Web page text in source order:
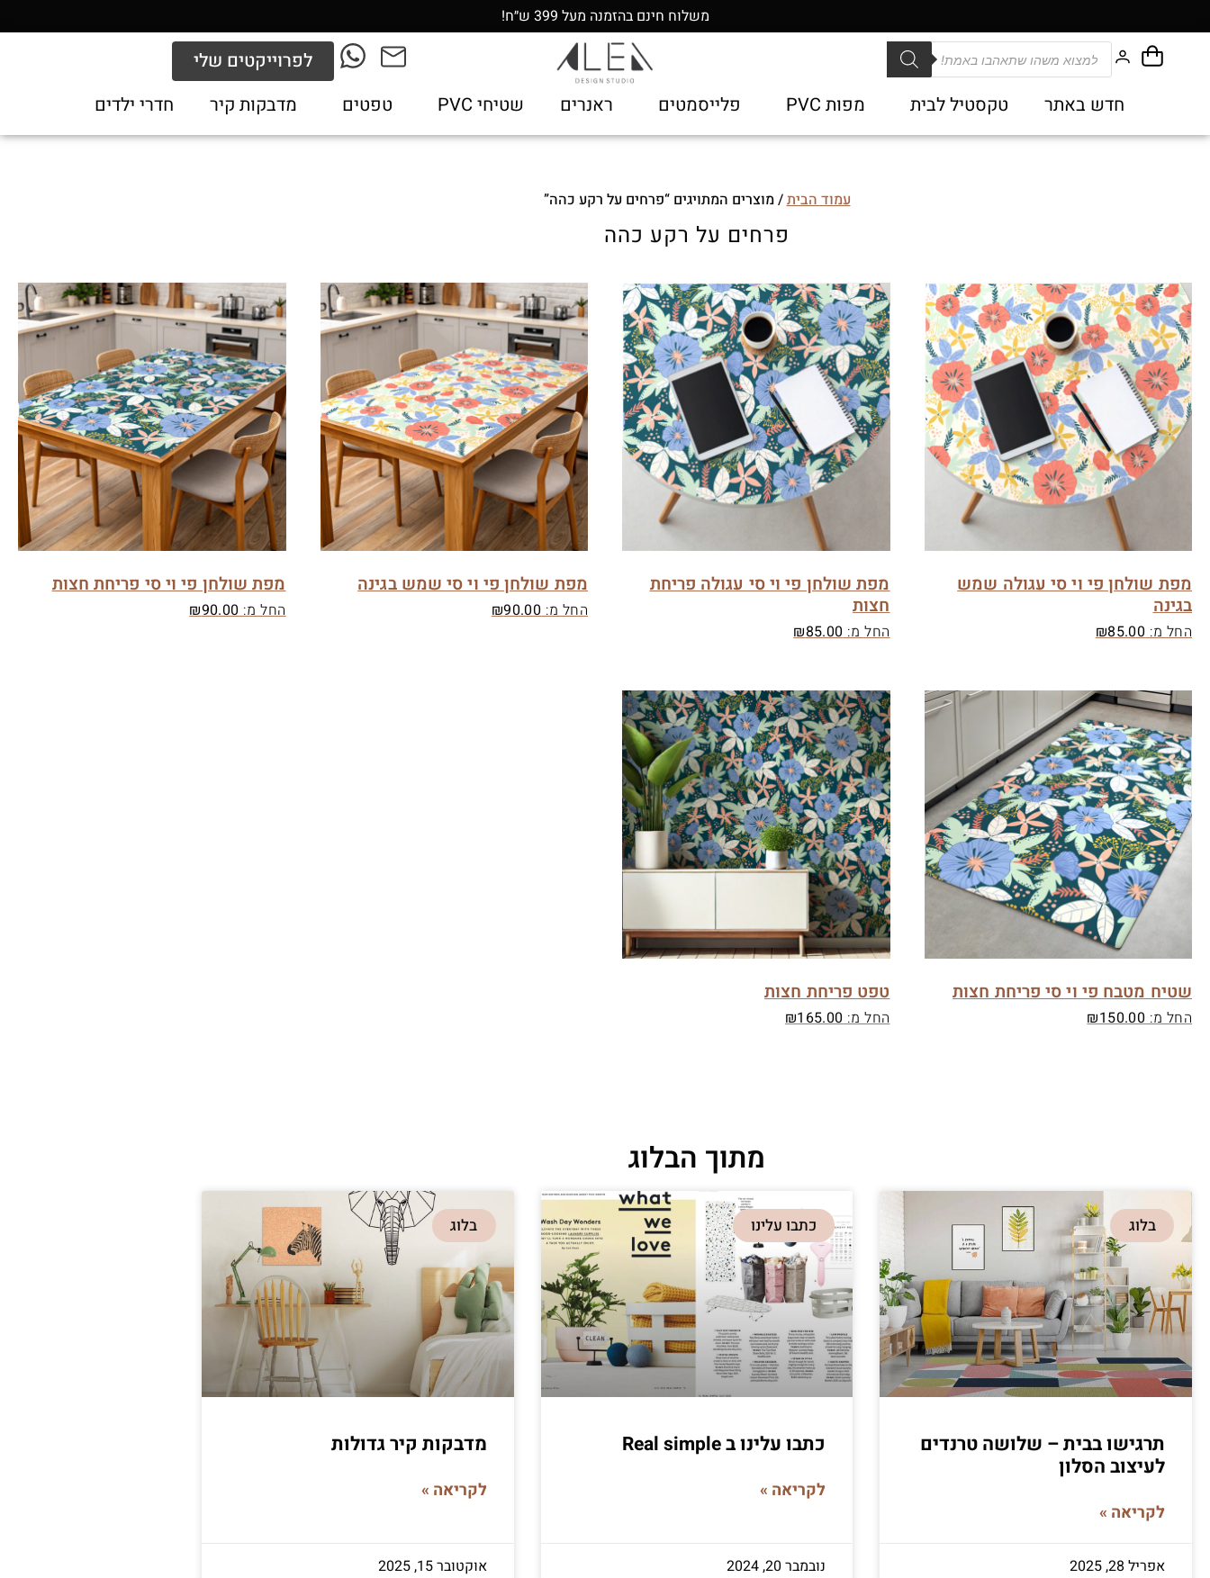
משלוח חינם בהזמנה מעל 399 ש״ח!
לפרוייקטים שלי
חדש באתר
טקסטיל לבית מפות PVC פלייסמטים ראנרים שטיחי PVC טפטים מדבקות קיר חדרי ילדים
עמוד הבית/ מוצרים המתויגים “פרחים על רקע כהה”
פרחים על רקע כהה
מפת שולחן פי וי סי עגולה שמש
בגינה
החל מ: ₪85.00
מפת שולחן פי וי סי עגולה פריחת
חצות
החל מ: ₪85.00
מפת שולחן פי וי סי שמש בגינה
החל מ: ₪90.00
מפת שולחן פי וי סי פריחת חצות
החל מ: ₪90.00
שטיח מטבח פי וי סי פריחת חצות
החל מ: ₪150.00
טפט פריחת חצות
החל מ: ₪165.00
מתוך הבלוג
בלוג
תרגישו בבית – שלושה טרנדים
לעיצוב הסלון
לקריאה »
אפריל 28, 2025
כתבו עלינו
כתבו עלינו ב Real simple
לקריאה »
נובמבר 20, 2024
בלוג
מדבקות קיר גדולות
לקריאה »
אוקטובר 15, 2025